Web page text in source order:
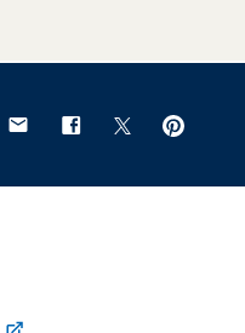
Teilen Teilen Teilen